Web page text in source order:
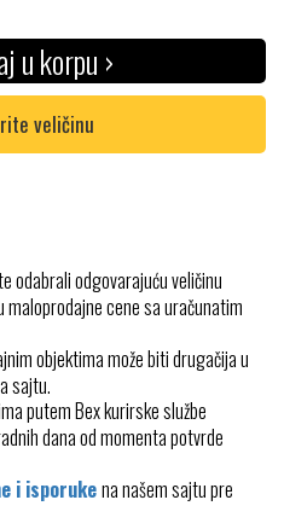
u korpu ›
veličinu
odabrali odgovarajuću veličinu
maloprodajne cene sa uračunatim
objektima može biti drugačija u
sajtu.
putem Bex kurirske službe
dana od momenta potvrde
i isporukena našem sajtu pre